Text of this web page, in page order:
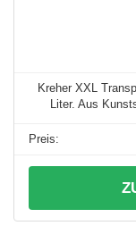
Kreher XXL
Liter. Aus